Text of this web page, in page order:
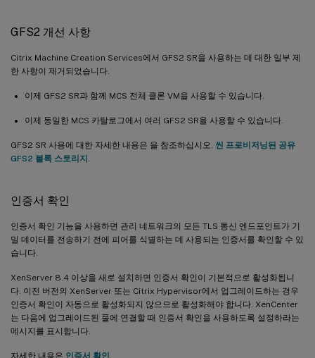
GFS2 개선 사항
Citrix Machine Creation Services에서 GFS2 SR을 사용하는 데 대한 일부 제
한 사항이 제거되었습니다.
이제 GFS2 SR과 함께 MCS 전체 클론 VM을 사용할 수 있습니다.
이제 동일한 MCS 카탈로그에서 여러 GFS2 SR을 사용할 수 있습니다.
GFS2 SR 사용에 대한 자세한 내용은 을 참조하십시오. 씬 프로비저닝된 공유
GFS2 블록 스토리지
인증서 확인
인증서 확인 기능을 사용하면 관리 네트워크의 모든 TLS 통신 엔드포인트가 기
밀 데이터를 전송하기 전에 피어를 식별하는 데 사용되는 인증서를 확인할 수 있
습니다.
XenServer 8.4 이상을 새로 설치하면 인증서 확인이 기본적으로 활성화됩니
다. 이전 버전의 XenServer 또는 Citrix Hypervisor에서 업그레이드하는 경우
인증서 확인이 자동으로 활성화되지 않으므로 활성화해야 합니다. XenCenter
는 다음에 업그레이드된 풀에 연결할 때 인증서 확인을 사용하도록 설정하라는
메시지를 표시합니다.
자세한 내용은 인증서 확인